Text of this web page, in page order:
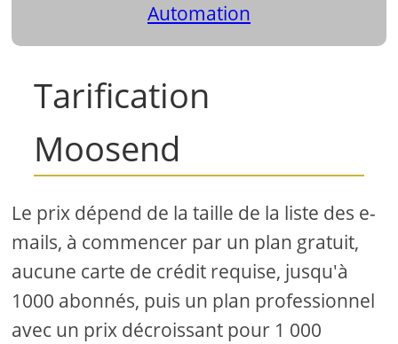
Automation
Tarification
Moosend
Le prix dépend de la taille de la liste des e-
mails, à commencer par un plan gratuit,
aucune carte de crédit requise, jusqu'à
1000 abonnés, puis un plan professionnel
avec un prix décroissant pour 1 000